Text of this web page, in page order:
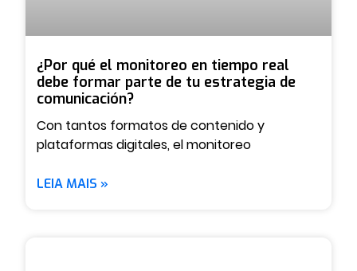
¿Por qué el monitoreo en tiempo real
debe formar parte de tu estrategia de
comunicación?
Con tantos formatos de contenido y
plataformas digitales, el monitoreo
LEIA MAIS »